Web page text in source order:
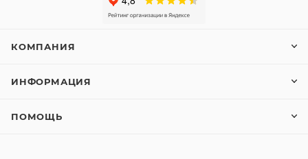
КОМПАНИЯ
ИНФОРМАЦИЯ
ПОМОЩЬ